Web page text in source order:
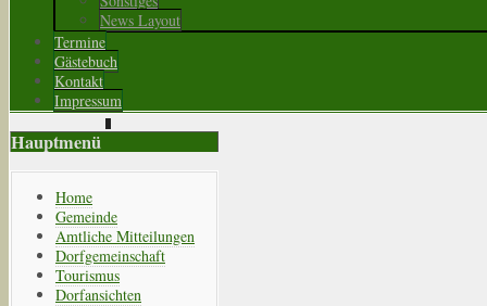
News Layout
Termine
Gästebuch
Kontakt
Impressum
Hauptmenü
Home
Gemeinde
Amtliche Mitteilungen
Dorfgemeinschaft
Tourismus
Dorfansichten